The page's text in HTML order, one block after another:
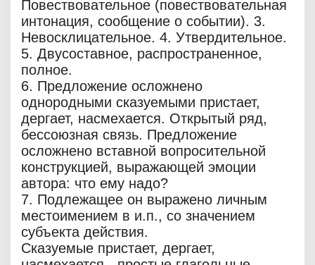
Повествовательное (повествовательная
интонация, сообщение о событии). 3.
Невосклицательное. 4. Утвердительное.
5. Двусоставное, распространенное,
полное.
6. Предложение осложнено
однородными сказуемыми пристает,
дергает, насмехается. Открытый ряд,
бессоюзная связь. Предложение
осложнено вставной вопросительной
конструкцией, выражающей эмоции
автора: что ему надо?
7. Подлежащее он выражено личным
местоимением в и.п., со значением
субъекта действия.
Сказуемые пристает, дергает,